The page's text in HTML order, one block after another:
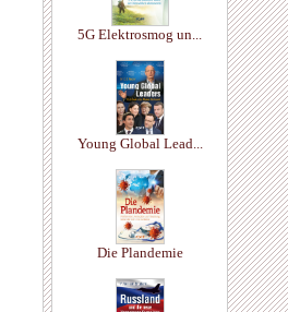
5G Elektrosmog un...
Young Global Lead...
Die Plandemie